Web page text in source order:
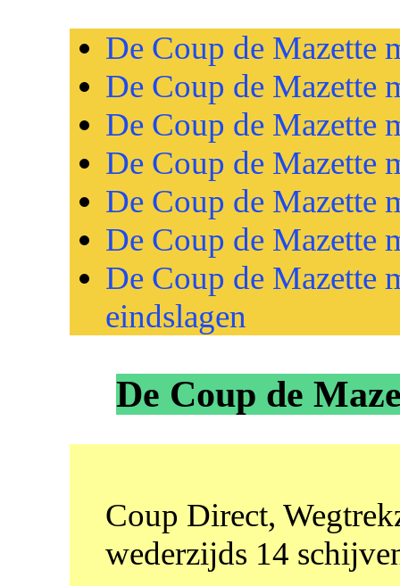
De Coup de Mazette
De Coup de Mazette
De Coup de Mazette
De Coup de Mazette
De Coup de Mazette
De Coup de Mazette
De Coup de Mazette
eindslagen
De Coup de
Coup Direct,
wederzijds 14